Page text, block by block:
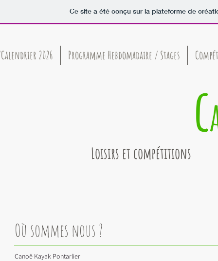
Ce site a été conçu sur la plateforme de
2026 Programme Hebdomadaire / Stages
c
Loisirs et compétitions
Où sommes nous ?
Canoë Kayak Pontarlier